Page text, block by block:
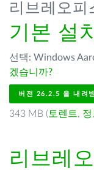
리브레오피
기본 설
선택: Windows
겠습니까?
버전 26.2.5 을 내려받
343 MB ( 토렌트, 정
리브레